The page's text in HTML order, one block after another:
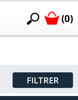
(0)
FILTRER